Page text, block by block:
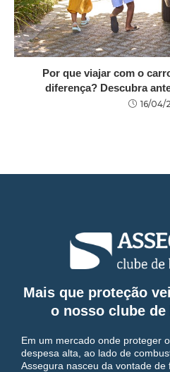
Por que viajar com o
diferença? Descubra
16/04/
Mais que proteção
o nosso clube
Em um mercado onde proteger
despesa alta, ao lado de
Assegura nasceu da vontade de